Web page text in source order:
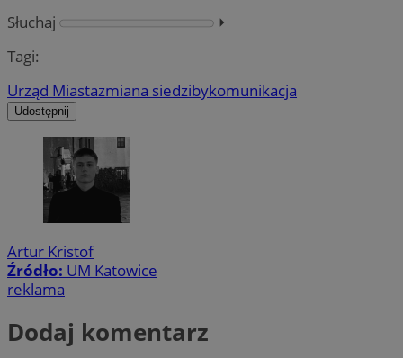
Słuchaj
⏵︎
Tagi:
Urząd Miastazmiana siedzibykomunikacja
Udostępnij
Artur Kristof
Źródło: UM Katowice
reklama
Dodaj komentarz